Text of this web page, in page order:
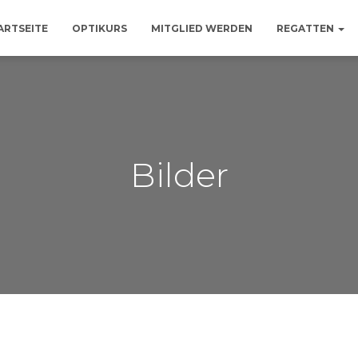
OPTIKURS MITGLIED WERDEN REGATTEN
Bilder